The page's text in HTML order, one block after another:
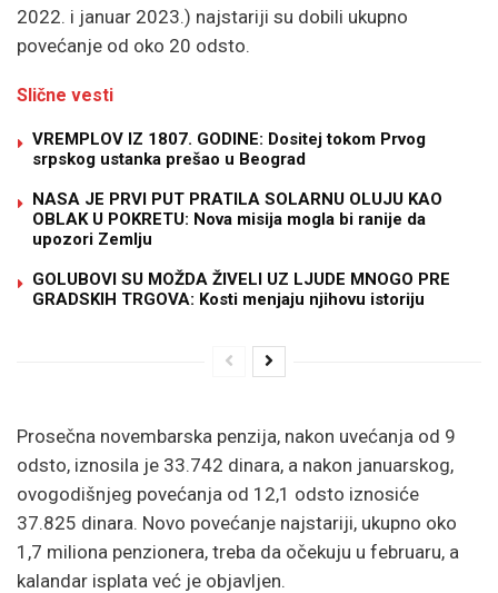
2022. i januar 2023.) najstariji su dobili ukupno
povećanje od oko 20 odsto.
Slične vesti
VREMPLOV IZ 1807. GODINE: Dositej tokom Prvog
srpskog ustanka prešao u Beograd
NASA JE PRVI PUT PRATILA SOLARNU OLUJU KAO
OBLAK U POKRETU: Nova misija mogla bi ranije da
upozori Zemlju
GOLUBOVI SU MOŽDA ŽIVELI UZ LJUDE MNOGO PRE
GRADSKIH TRGOVA: Kosti menjaju njihovu istoriju
Prosečna novembarska penzija, nakon uvećanja od 9
odsto, iznosila je 33.742 dinara, a nakon januarskog,
ovogodišnjeg povećanja od 12,1 odsto iznosiće
37.825 dinara. Novo povećanje najstariji, ukupno oko
1,7 miliona penzionera, treba da očekuju u februaru, a
kalandar isplata već je objavljen.